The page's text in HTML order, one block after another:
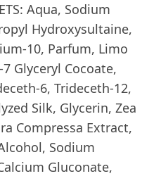
Aqua, Sodium
Hydroxysultaine,
10, Pаrfum, Limo
Glyceryl Cocoate,
6, Trideceth-12,
Silk, Glycerin, Zea
Compressa Extract,
Sodium
Gluconate,